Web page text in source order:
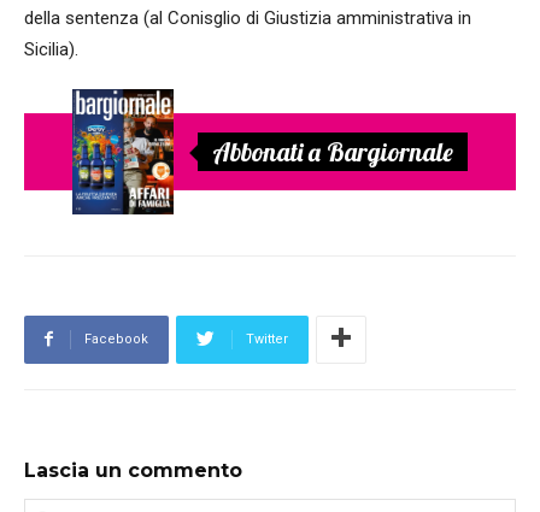
della sentenza (al Conisglio di Giustizia amministrativa in
Sicilia).
Abbonati a Bargiornale
Facebook Twitter
Lascia un commento